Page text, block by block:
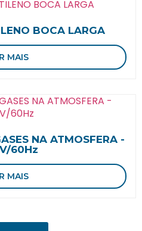
BOCA LARGA
MAIS
NA ATMOSFERA -
60Hz
MAIS